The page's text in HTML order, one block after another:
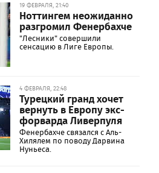
19 ФЕВРАЛЯ, 21:40
Ноттингем неожиданно
разгромил Фенербахче
"Лесники" совершили
сенсацию в Лиге Европы.
4 ФЕВРАЛЯ, 22:48
Турецкий гранд хочет
вернуть в Европу экс-
форварда Ливерпуля
Фенербахче связался с Аль-
Хилялем по поводу Дарвина
Нуньеса.